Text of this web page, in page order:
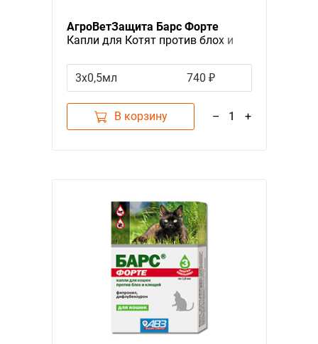
АгроВетЗащита Барс Форте
Капли для Котят против блох и
3х0,5мл
740 ₽
В корзину – 1 +
Фильтры